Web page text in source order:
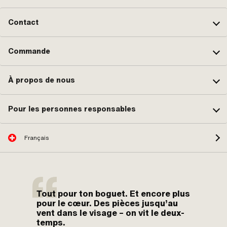
Contact
Commande
À propos de nous
Pour les personnes responsables
Français
Tout pour ton boguet. Et encore plus
pour le cœur. Des pièces jusqu’au
vent dans le visage – on vit le deux-
temps.